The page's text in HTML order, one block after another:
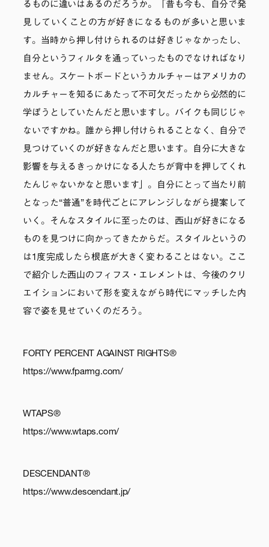
るものに違いはあるのだろうか。「昔も今も、自分で発
見していくことの方が好きになるものが多いと思いま
す。当時から押し付けられるのは好きじゃなかったし、
自分というフィルタを通っていったものでなければなり
ません。スケートボードというカルチャーはアメリカの
カルチャーを知るにあたって不可欠だったから必然的に
学ぼうとしていたんだと思いますし。バイクも同じじゃ
ないですかね。誰から押し付けられることなく、自分で
見つけていくのが好きなんだと思います。自分に大きな
影響を与えるきっかけになる人たちが背中を押してくれ
たんじゃないかなと思います」。自分にとって当たり前
となった“普通”を時代ごとにアレンジしながら提案して
いく。そんなスタイルに至ったのは、西山が好きになる
ものを見つけに向かってきたからだ。スタイルというの
は1度完成したら根底が大きく変わることはない。ここ
で紹介した西山のフィフス・エレメントは、今後のクリ
エイションにおいて形を変えながら時代にマッチした内
容で姿を見せていくのだろう。
FORTY PERCENT AGAINST RIGHTS®
https://www.fparmg.com/
WTAPS®
https://www.wtaps.com/
DESCENDANT®
https://www.descendant.jp/